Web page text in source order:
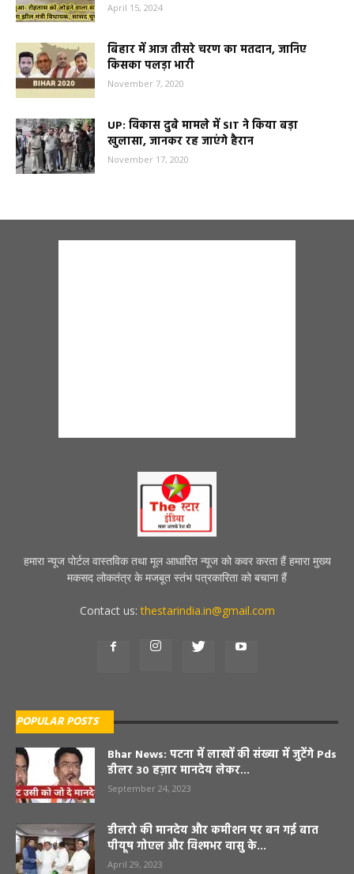
April 15, 2024
बिहार में आज तीसरे चरण का मतदान, जानिए
किसका पलड़ा भारी
November 7, 2020
UP: विकास दुबे मामले में SIT ने किया बड़ा
खुलासा, जानकर रह जाएंगे हैरान
November 17, 2020
हमारा न्यूज पोर्टल वास्तविक तथा मूल आधारित न्यूज को कवर करता हैं हमारा मुख्य
मकसद लोकतंत्र के मजबूत स्तंभ पत्रकारिता को बचाना हैं
Contact us:thestarindia.in@gmail.com
POPULAR POSTS
Bhar News: पटना में लाखों की संख्या में जुटेंगे Pds
डीलर 30 हज़ार मानदेय लेकर...
September 24, 2023
डीलरो की मानदेय और कमीशन पर बन गई बात
पीयूष गोएल और विश्मभर वासु के...
April 29, 2023